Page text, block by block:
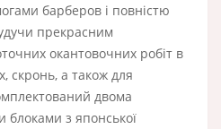
барберов і повністю
прекрасним
окантовочних робіт в
скронь, а також для
двома
блоками з японської